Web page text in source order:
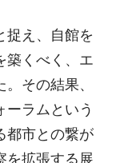
捉え、自館を
築くべく、エ
その結果、
ーラムという
都市との繋が
を拡張する展